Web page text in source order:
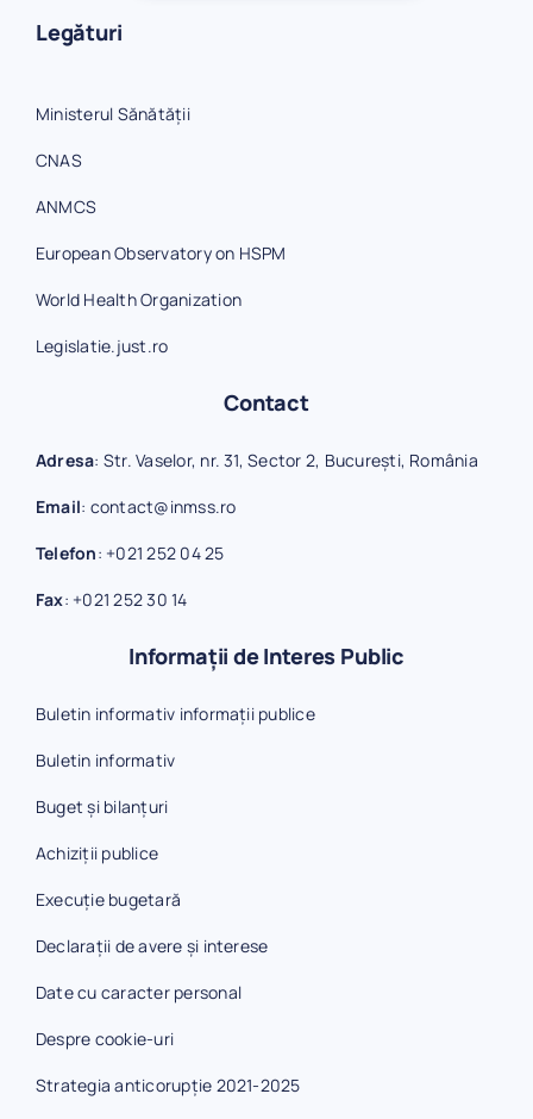
Legături
Ministerul Sănătății
CNAS
ANMCS
European Observatory on HSPM
World Health Organization
Legislatie.just.ro
Contact
Adresa: Str. Vaselor, nr. 31, Sector 2, București, România
Email: contact@inmss.ro
Telefon: +021 252 04 25
Fax: +021 252 30 14
Informații de Interes Public
Buletin informativ informații publice
Buletin informativ
Buget și bilanțuri
Achiziții publice
Execuție bugetară
Declarații de avere și interese
Date cu caracter personal
Despre cookie-uri
Strategia anticorupție 2021-2025